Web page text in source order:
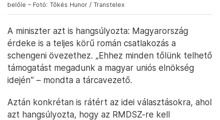
belőle – Fotó: Tőkés Hunor / Transtelex
A miniszter azt is hangsúlyozta: Magyarország
érdeke is a teljes körű román csatlakozás a
schengeni övezethez. „Ehhez minden tőlünk telhető
támogatást megadunk a magyar uniós elnökség
idején” – mondta a tárcavezető.
Aztán konkrétan is rátért az idei választásokra, ahol
azt hangsúlyozta, hogy az RMDSZ-re kell